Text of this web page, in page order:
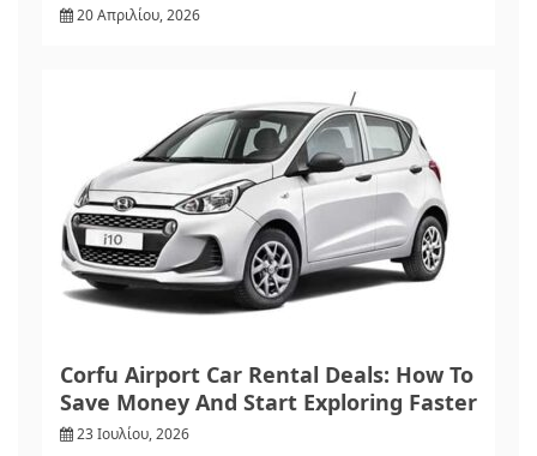
20 Απριλίου, 2026
Corfu Airport Car Rental Deals: How To
Save Money And Start Exploring Faster
23 Ιουλίου, 2026